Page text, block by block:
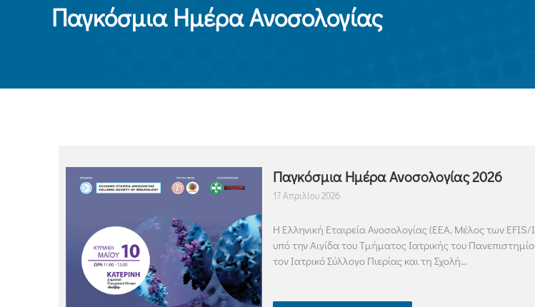
Παγκόσμια Ημέρα Ανοσολογίας
Παγκόσμια Ημέρα Ανοσολογίας 2026
17 Απριλίου 2026
Η Ελληνική Εταιρεία Ανοσολογίας (ΕΕΑ, Μέλος των
υπό την Αιγίδα του Τμήματος Ιατρικής του
τoν Ιατρικό Σύλλογο Πιερίας και τη Σχολή…